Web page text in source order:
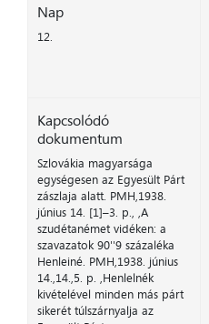
Nap
12.
Kapcsolódó
dokumentum
Szlovákia magyarsága
egységesen az Egyesült Párt
zászlaja alatt. PMH,1938.
június 14. [1]–3. p., ,A
szudétanémet vidéken: a
szavazatok 90''9 százaléka
Henleiné. PMH,1938. június
14.,14.,5. p. ,Henlelnék
kivételével minden más párt
sikerét túlszárnyalja az